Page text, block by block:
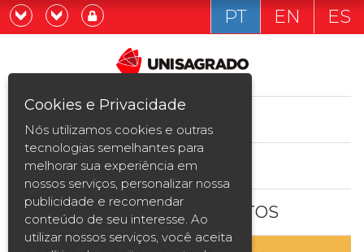
Graduação
Pós-graduação e MBA
Curta Duração
Vestibular
Já sou estudande
Quero ser estudante
PT EN ES
ESTUDE AQUI
BOLSAS E DESCONTOS
Cookies e Privacidade
Nós utilizamos cookies e outras
tecnologias semelhantes para
melhorar sua experiência em
nossos serviços, personalizar nossa
publicidade e recomendar
conteúdo de seu interesse. Ao
utilizar nossos serviços, você aceita